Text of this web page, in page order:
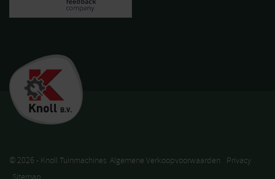
© 2026 - Knoll Tuinmachines Algemene Verkoopvoorwaarden
Privacy
Sitemap